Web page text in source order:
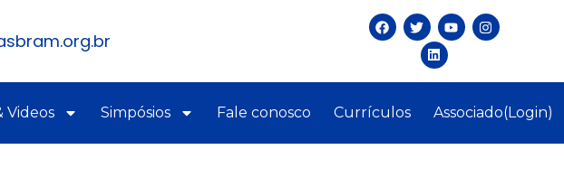
Videos Simpósios Fale conosco Currículos Associado(Login)